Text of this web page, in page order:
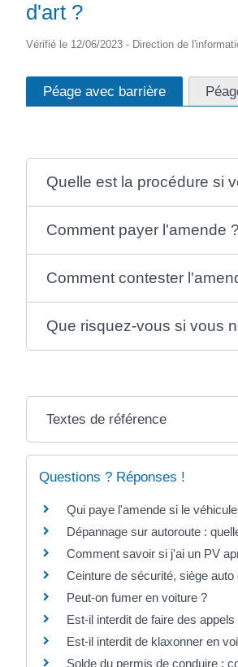
d'art ?
Vérifié le 12/06/2023 - Direction de
Péage avec barrière
Quelle est la procédure si
Comment payer l'amende ?
Comment contester
Que risquez-vous si vous
Textes de référence
Questions ? Réponses !
Qui paye l'amende si le
Dépannage sur autoroute :
Comment savoir si j'ai un PV
Ceinture de sécurité, siège
Peut-on fumer en voiture ?
Est-il interdit de faire des
Est-il interdit de klaxonner en
Solde du permis de conduire :